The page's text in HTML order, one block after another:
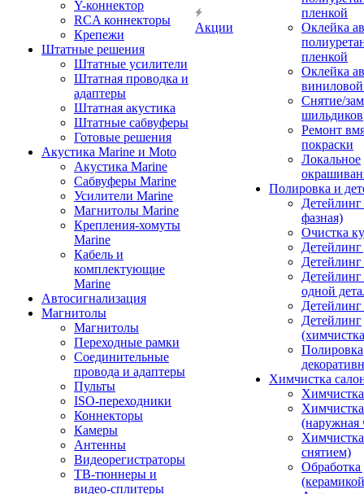
Y-коннектор
RCA коннекторы
Крепежи
Штатные решения
Штатные усилители
Штатная проводка и
адаптеры
Штатная акустика
Штатные сабвуферы
Готовые решения
Акустика Marine и Moto
Акустика Marine
Сабвуферы Marine
Усилители Marine
Магнитолы Marine
Крепления-хомуты
Marine
Кабель и
комплектующие
Marine
Автосигнализация
Магнитолы
Магнитолы
Переходные рамки
Соединительные
провода и адаптеры
Пульты
ISO-переходники
Коннекторы
Камеры
Антенны
Видеорегистраторы
ТВ-тюннеры и
видео-сплитеры
Акции
пленкой
Оклейка
пленкой
Оклейка
Снятие/
шильдиков
Ремонт
покраски
Локальное
Полировка и
фазная)
Очистка
Детейлинг
одной
Детейлинг
Полировка
Химчистка
(наружная
снятием)
Обработка